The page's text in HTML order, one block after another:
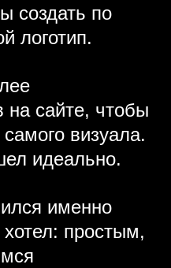
создать по
логотип.
на сайте, чтобы
визуала.
идеально.
именно
простым,